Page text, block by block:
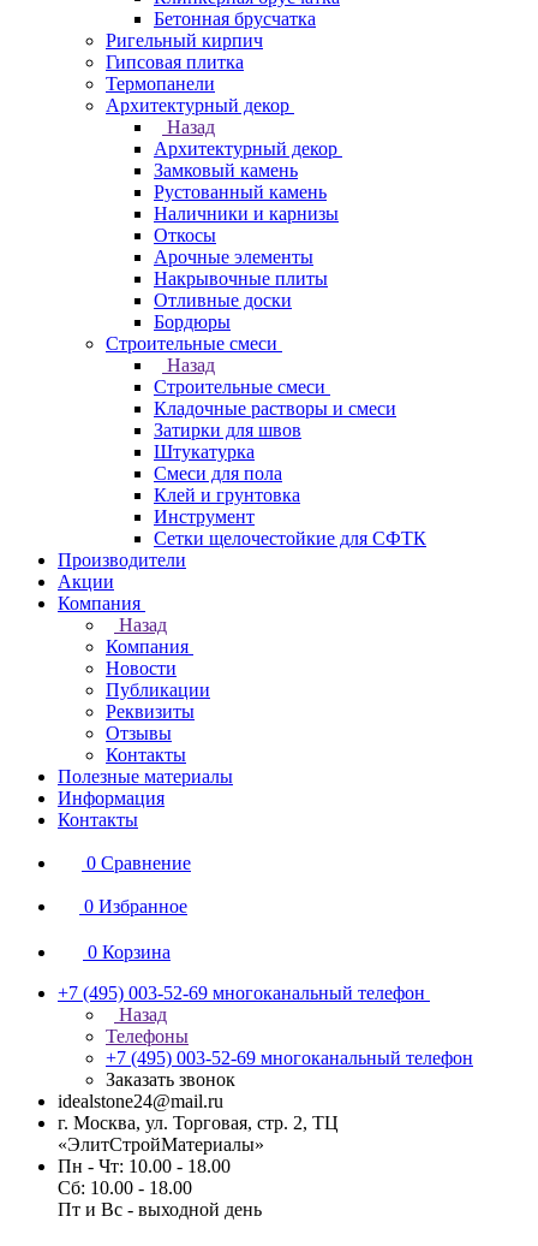
Бетонная брусчатка
Ригельный кирпич
Гипсовая плитка
Термопанели
Архитектурный декор
Назад
Архитектурный декор
Замковый камень
Рустованный камень
Наличники и карнизы
Откосы
Арочные элементы
Накрывочные плиты
Отливные доски
Бордюры
Строительные смеси
Назад
Строительные смеси
Кладочные растворы и смеси
Затирки для швов
Штукатурка
Смеси для пола
Клей и грунтовка
Инструмент
Сетки щелочестойкие для СФТК
Производители
Акции
Компания
Назад
Компания
Новости
Публикации
Реквизиты
Отзывы
Контакты
Полезные материалы
Информация
Контакты
0 Сравнение
0 Избранное
0 Корзина
+7 (495) 003-52-69 многоканальный телефон
Назад
Телефоны
+7 (495) 003-52-69 многоканальный телефон
Заказать звонок
idealstone24@mail.ru
г. Москва, ул. Торговая, стр. 2, ТЦ
«ЭлитСтройМатериалы»
Пн - Чт: 10.00 - 18.00
Сб: 10.00 - 18.00
Пт и Вс - выходной день